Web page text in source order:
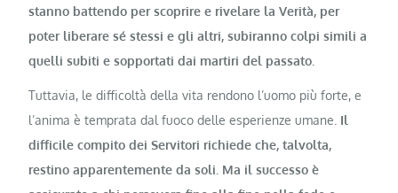
stanno battendo per scoprire e rivelare la Verità, per
poter liberare sé stessi e gli altri, subiranno colpi simili a
quelli subiti e sopportati dai martiri del passato.
Tuttavia, le difficoltà della vita rendono l’uomo più forte, e
l’anima è temprata dal fuoco delle esperienze umane. Il
difficile compito dei Servitori richiede che, talvolta,
restino apparentemente da soli. Ma il successo è